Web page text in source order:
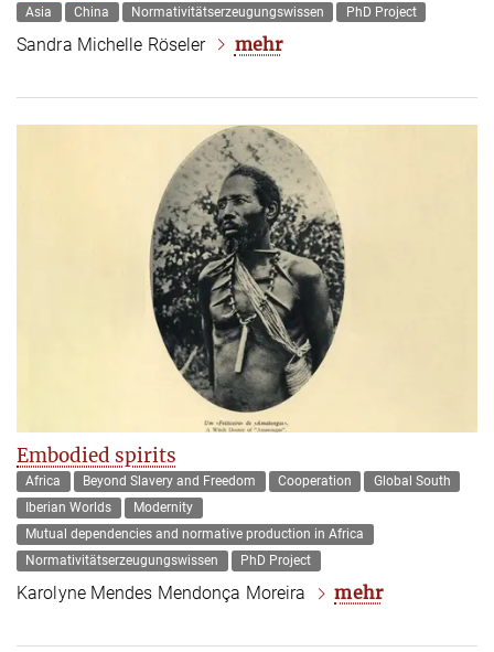
Asia China Normativitätserzeugungswissen PhD Project
Sandra Michelle Röseler mehr
Embodied spirits
Africa Beyond Slavery and Freedom Cooperation
Global South
Iberian Worlds
Modernity
Mutual dependencies and normative production in Africa
Normativitätserzeugungswissen
PhD Project
Karolyne Mendes Mendonça Moreira mehr